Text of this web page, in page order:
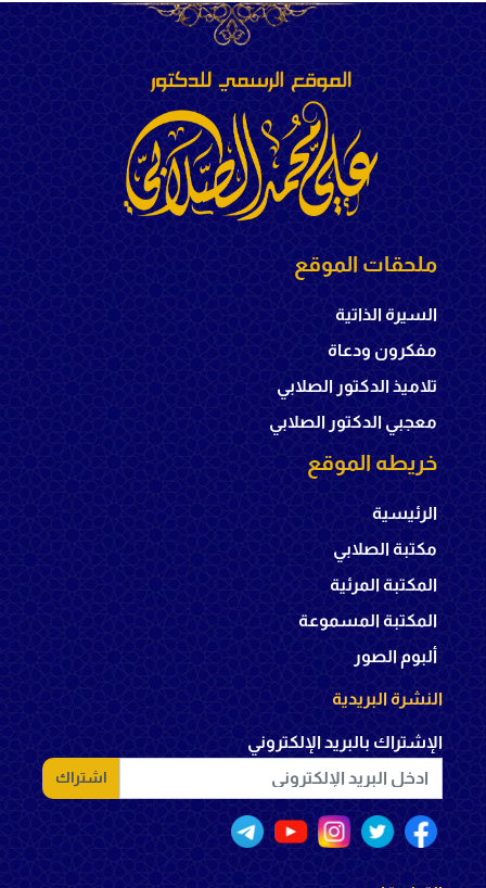
ملحقات الموقع
السيرة الذاتية
مفكرون ودعاة
تلاميذ الدكتور الصلابي
معجبي الدكتور الصلابي
خريطه الموقع
الرئيسية
مكتبة الصلابي
المكتبة المرئية
المكتبة المسموعة
ألبوم الصور
النشرة البريدية
الإشتراك بالبريد الإلكتروني
اشتراك